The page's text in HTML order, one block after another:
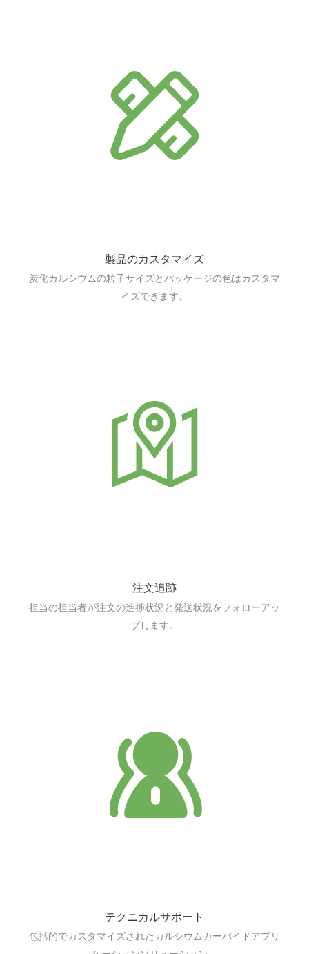
製品のカスタマイズ
炭化カルシウムの粒子サイズとパッケージの色はカスタマ
イズできます。
注文追跡
担当の担当者が注文の進捗状況と発送状況をフォローアッ
プします。
テクニカルサポート
包括的でカスタマイズされたカルシウムカーバイドアプリ